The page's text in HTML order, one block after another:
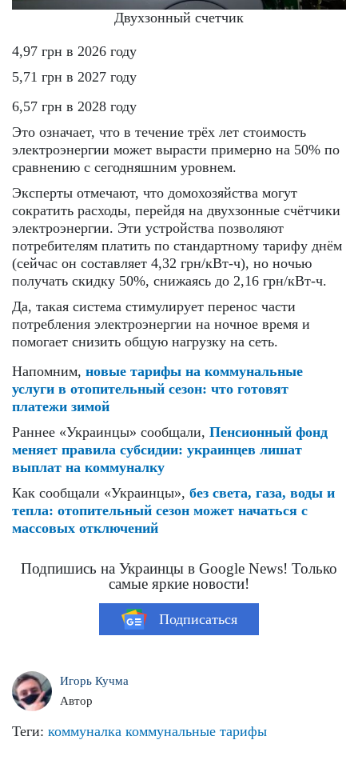
Двухзонный счетчик
4,97 грн в 2026 году
5,71 грн в 2027 году
6,57 грн в 2028 году
Это означает, что в течение трёх лет стоимость
электроэнергии может вырасти примерно на 50% по
сравнению с сегодняшним уровнем.
Эксперты отмечают, что домохозяйства могут
сократить расходы, перейдя на двухзонные счётчики
электроэнергии. Эти устройства позволяют
потребителям платить по стандартному тарифу днём
(сейчас он составляет 4,32 грн/кВт-ч), но ночью
получать скидку 50%, снижаясь до 2,16 грн/кВт-ч.
Да, такая система стимулирует перенос части
потребления электроэнергии на ночное время и
помогает снизить общую нагрузку на сеть.
Напомним, новые тарифы на коммунальные
услуги в отопительный сезон: что готовят
платежи зимой
Раннее «Украинцы» сообщали, Пенсионный фонд
меняет правила субсидии: украинцев лишат
выплат на коммуналку
Как сообщали «Украинцы», без света, газа, воды и
тепла: отопительный сезон может начаться с
массовых отключений
Подпишись на Украинцы в Google News! Только
самые яркие новости!
Подписаться
Игорь Кучма
Автор
Теги: коммуналка коммунальные тарифы